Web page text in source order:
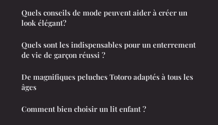
Quels conseils de mode peuvent aider à créer un
look élégant?
Quels sont les indispensables pour un enterrement
de vie de garçon réussi ?
De magnifiques peluches Totoro adaptés à tous les
âges
Comment bien choisir un lit enfant ?